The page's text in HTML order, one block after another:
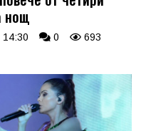
нощ
0 693